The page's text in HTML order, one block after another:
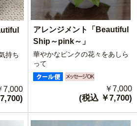
持ち
7,000
アレンジメント「Beautiful
Ship～pink～」
華やかなピンクの花々をあしら
って
￥7,000
(税込 ￥7,700)